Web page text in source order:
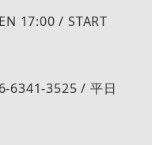
17:00 / START
6341-3525 / 平日